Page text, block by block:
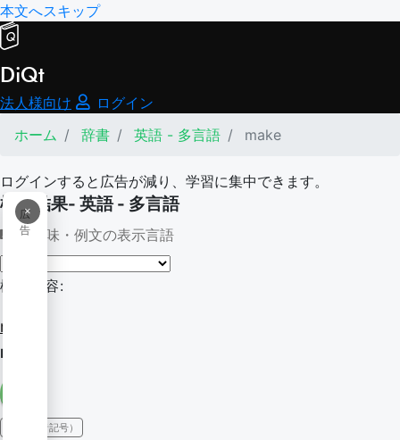
本文へスキップ
DiQt
法人様向け
ログイン
ホーム
辞書 英語 - 多言語 make
ログインすると広告が減り、学習に集中できます。
×
広
告
検索結果- 英語 - 多言語
意味・例文の表示言語
検索内容:
make
make
IPA（発音記号）